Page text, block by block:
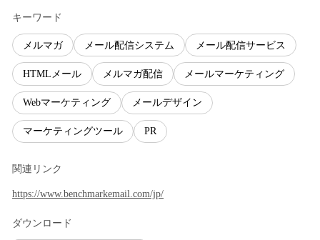
キーワード
メルマガ メール配信システム メール配信サービス
HTMLメール メルマガ配信 メールマーケティング
Webマーケティング メールデザイン
マーケティングツール PR
関連リンク
https://www.benchmarkemail.com/jp/
ダウンロード